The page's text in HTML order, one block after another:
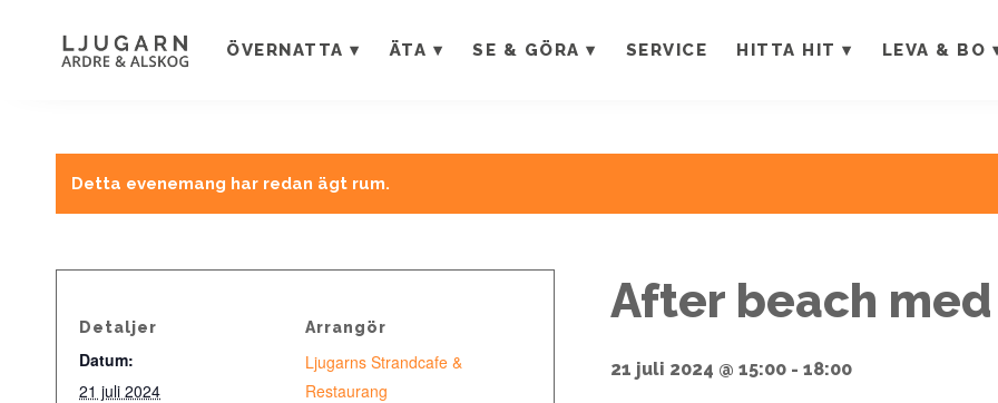
ÖVERNATTA ÄTA SE & GÖRA SERVICE HITTA HIT LEVA & BO
Detta evenemang har redan ägt rum.
After beach
21 juli 2024 @ 15:00- 18:00
Detaljer
Datum:
21 juli 2024
Arrangör
Ljugarns Strandcafe &
Restaurang